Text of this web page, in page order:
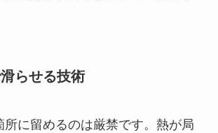
らせる技術
所に留めるのは厳禁です。熱が局